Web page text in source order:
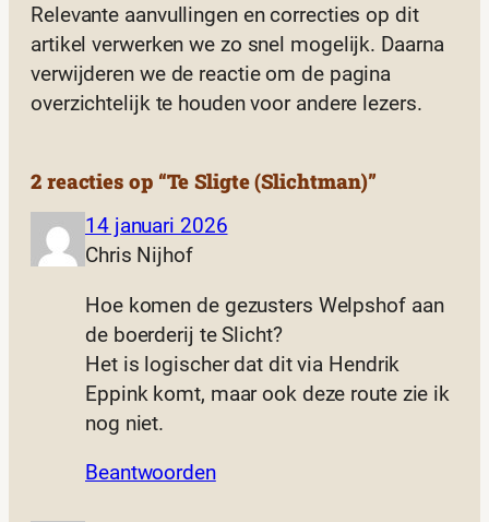
Relevante aanvullingen en correcties op dit
artikel verwerken we zo snel mogelijk. Daarna
verwijderen we de reactie om de pagina
overzichtelijk te houden voor andere lezers.
2 reacties op “Te Sligte (Slichtman)”
14 januari 2026
Chris Nijhof
Hoe komen de gezusters Welpshof aan
de boerderij te Slicht?
Het is logischer dat dit via Hendrik
Eppink komt, maar ook deze route zie ik
nog niet.
Beantwoorden